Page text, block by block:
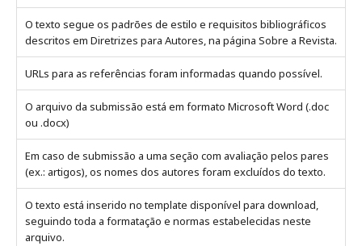
O texto segue os padrões de estilo e requisitos bibliográficos
descritos em Diretrizes para Autores, na página Sobre a Revista.
URLs para as referências foram informadas quando possível.
O arquivo da submissão está em formato Microsoft Word (.doc
ou .docx)
Em caso de submissão a uma seção com avaliação pelos pares
(ex.: artigos), os nomes dos autores foram excluídos do texto.
O texto está inserido no template disponível para download,
seguindo toda a formatação e normas estabelecidas neste
arquivo.